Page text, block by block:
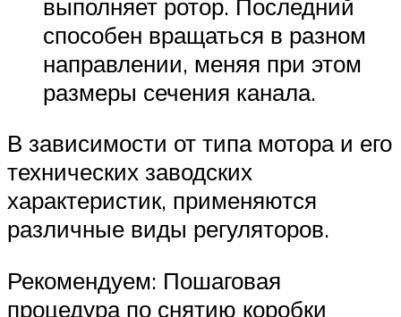
выполняет ротор. Последний
способен вращаться в разном
направлении, меняя при этом
размеры сечения канала.
В зависимости от типа мотора и его
технических заводских
характеристик, применяются
различные виды регуляторов.
Рекомендуем: Пошаговая
процедура по снятию коробки